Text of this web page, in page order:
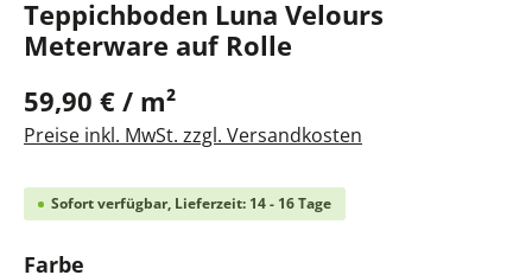
Teppichboden Luna Velours
Meterware auf Rolle
59,90 € / m²
Preise inkl. MwSt. zzgl. Versandkosten
Sofort verfügbar, Lieferzeit: 14 - 16 Tage
Farbe